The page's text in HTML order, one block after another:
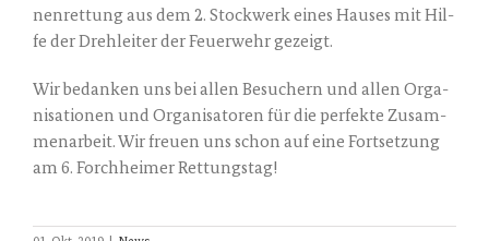
nen­ret­tung aus dem 2. Stock­werk eines Hau­ses mit Hil­
fe der Dreh­lei­ter der Feu­er­wehr gezeigt.
Wir bedan­ken uns bei allen Besu­chern und allen Orga­
ni­sa­tio­nen und Orga­ni­sa­to­ren für die per­fek­te Zusam­
men­ar­beit. Wir freu­en uns schon auf eine Fort­set­zung
am 6. Forch­hei­mer Rettungstag!